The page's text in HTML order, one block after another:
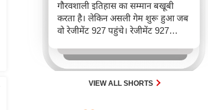
गौरवशाली इतिहास का सम्मान बखूबी
करता है। लेकिन असली गेम शुरू हुआ जब
वो रेजीमेंट 927 पहुंचे। रेजीमेंट 927
एयर चीफ ने सीधे वियतनामी फाइटर
पायलट से बातचीत की। वियतनाम भी सुई
30 एम के भी उड़ाता है और भारत के पास
VIEW ALL SHORTS